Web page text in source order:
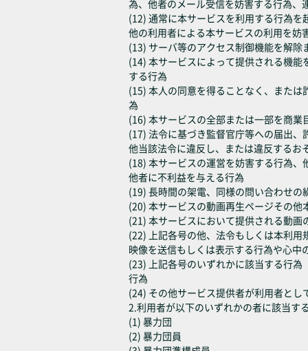
為、他者のメール受信を妨害する行為
(12) 通常に本サービスを利用する行為
他の利用者による本サービスの利用を
(13) サーバ等のアクセス制御機能を解
(14) 本サービスによって提供される機
する行為
(15) 本人の同意を得ることなく、また
為
(16) 本サービスの全部または一部を商
(17) 法令に基づき監督官庁等への届出
他当該法令に違反し、または違反するお
(18) 本サービスの運営を妨害する行為
他者に不利益を与える行為
(19) 長時間の架電、同様の問い合わせ
(20) 本サービスの動画再生ページその
(21) 本サービスにおいて提供される動画
(22) 上記各号の他、法令もしくは本利
映像を送信もしくは表示する行為や心
(23) 上記各号のいずれかに該当する行
行為
(24) その他サービス提供者が利用者とし
2.利用者が以下のいずれかの者に該当す
(1) 暴力団
(2) 暴力団員